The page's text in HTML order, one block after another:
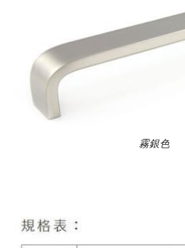
霧銀色